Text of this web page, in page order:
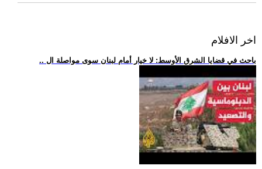
اخر الافلام
.. باحث في قضايا الشرق الأوسط: لا خيار أمام لبنان سوى مواصلة ال